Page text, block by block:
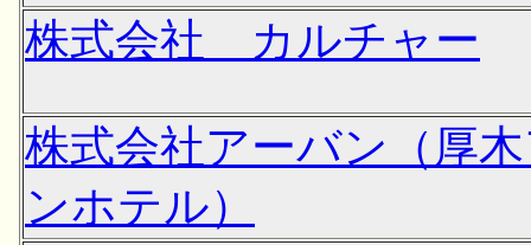
株式会社 カルチャー
株式会社アーバン（厚
ンホテル）